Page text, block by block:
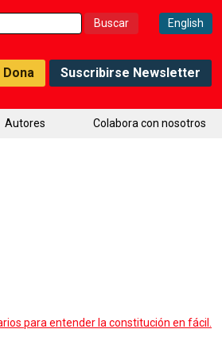
English
Dona Suscribirse Newsletter
Autores Colabora con nosotros
para entender la constitución en fácil.